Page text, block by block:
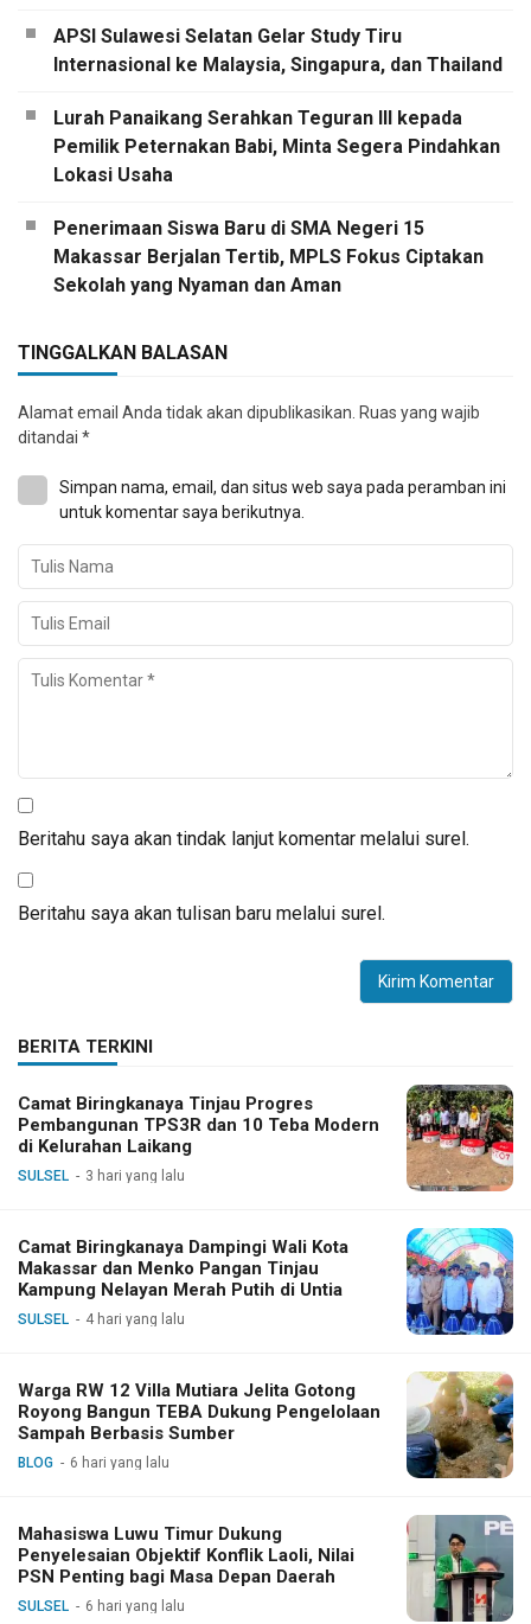
APSI Sulawesi Selatan Gelar Study Tiru
Internasional ke Malaysia, Singapura, dan Thailand
Lurah Panaikang Serahkan Teguran III kepada
Pemilik Peternakan Babi, Minta Segera Pindahkan
Lokasi Usaha
Penerimaan Siswa Baru di SMA Negeri 15
Makassar Berjalan Tertib, MPLS Fokus Ciptakan
Sekolah yang Nyaman dan Aman
TINGGALKAN BALASAN
Alamat email Anda tidak akan dipublikasikan. Ruas yang wajib
ditandai *
Simpan nama, email, dan situs web saya pada peramban ini
untuk komentar saya berikutnya.
Beritahu saya akan tindak lanjut komentar melalui surel.
Beritahu saya akan tulisan baru melalui surel.
BERITA TERKINI
Camat Biringkanaya Tinjau Progres
Pembangunan TPS3R dan 10 Teba Modern
di Kelurahan Laikang
SULSEL 3 hari yang lalu
Camat Biringkanaya Dampingi Wali Kota
Makassar dan Menko Pangan Tinjau
Kampung Nelayan Merah Putih di Untia
SULSEL 4 hari yang lalu
Warga RW 12 Villa Mutiara Jelita Gotong
Royong Bangun TEBA Dukung Pengelolaan
Sampah Berbasis Sumber
BLOG 6 hari yang lalu
Mahasiswa Luwu Timur Dukung
Penyelesaian Objektif Konflik Laoli, Nilai
PSN Penting bagi Masa Depan Daerah
SULSEL 6 hari yang lalu